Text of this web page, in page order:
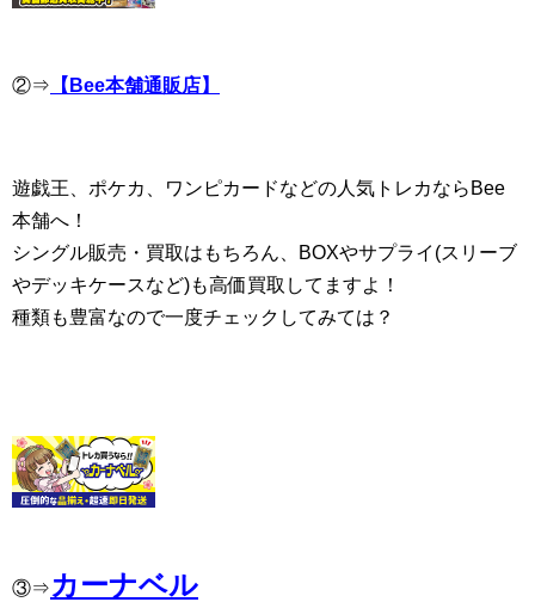
②⇒ 【Bee本舗通販店】
遊戯王、ポケカ、ワンピカードなどの人気トレカならBee
本舗へ！
シングル販売・買取はもちろん、BOXやサプライ(スリーブ
やデッキケースなど)も高価買取してますよ！
種類も豊富なので一度チェックしてみては？
③⇒ カーナベル